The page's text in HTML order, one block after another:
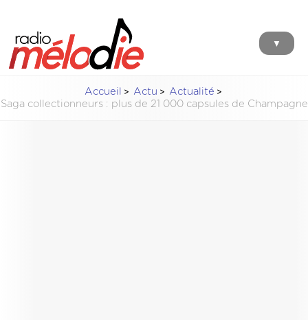
▼
Accueil Actu
Actualité
Saga collectionneurs : plus de 21 000 capsules de Champagne